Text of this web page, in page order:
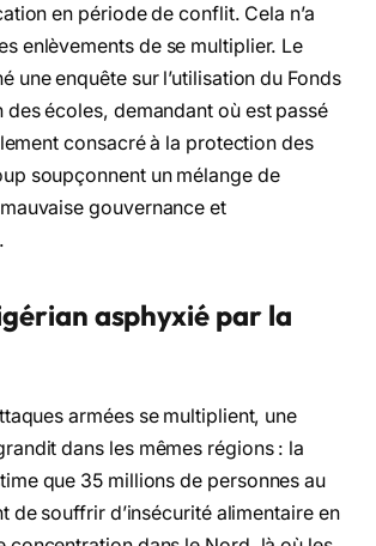
en période de conflit. Cela n’a
enlèvements de se multiplier. Le
une enquête sur l’utilisation du Fonds
des écoles, demandant où est passé
consacré à la protection des
soupçonnent un mélange de
gouvernance et
asphyxié par la
armées se multiplient, une
dans les mêmes régions : la
que 35 millions de personnes au
de souffrir d’insécurité alimentaire en